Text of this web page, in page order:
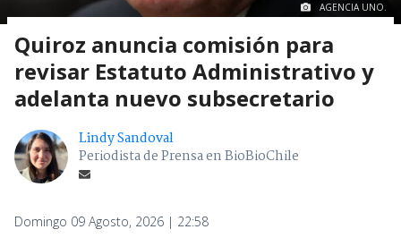
AGENCIA UNO.
Quiroz anuncia comisión para
revisar Estatuto Administrativo y
adelanta nuevo subsecretario
Lindy Sandoval
Periodista de Prensa en BioBioChile
Domingo 09 Agosto, 2026 | 22:58